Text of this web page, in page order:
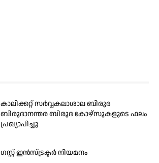
കാലിക്കറ്റ് സർവ്വകലാശാല ബിരുദ
ബിരുദാനന്തര ബിരുദ കോഴ്സുകളുടെ ഫലം
പ്രഖ്യാപിച്ചു
ഗസ്റ്റ് ഇന്‍സ്ട്രക്ടര്‍ നിയമനം